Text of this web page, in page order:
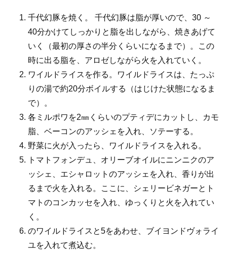
千代幻豚を焼く。 千代幻豚は脂が厚いので、30 ～
40分かけてしっかりと脂を出しながら、焼きあげて
いく（最初の厚さの半分くらいになるまで）。この
時に出る脂を、アロゼしながら火を入れていく。
ワイルドライスを作る。ワイルドライスは、たっぷ
りの湯で約20分ボイルする（はじけた状態になるま
で）。
各ミルポワを2㎜くらいのプティデにカットし、カモ
脂、ベーコンのアッシェを入れ、ソテーする。
野菜に火が入ったら、ワイルドライスを入れる。
トマトフォンデュ、オリーブオイルにニンニクのア
ッシェ、エシャロットのアッシェを入れ、香りが出
るまで火を入れる。ここに、シェリービネガーとト
マトのコンカッセを入れ、ゆっくりと火を入れてい
く。
のワイルドライスと5をあわせ、ブイヨンドヴォライ
ユを入れて煮込む。